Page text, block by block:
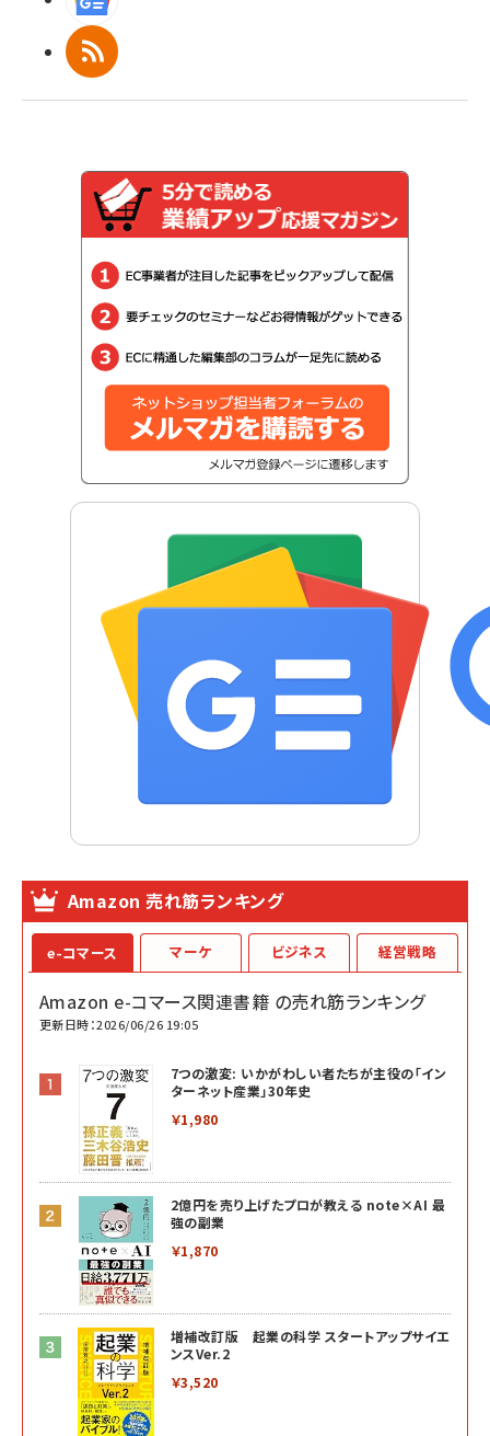
RSS
Amazon 売れ筋ランキング
e-コマース
Amazon e-コマース関連書籍 の売れ筋ランキング
更新日時：2026/06/26 19:05
7つの激変: いかがわしい者たちが主役の「イン
ターネット産業」30年史
￥1,980
2億円を売り上げたプロが教える note×AI 最
強の副業
￥1,870
増補改訂版 起業の科学 スタートアップサイエ
ンスVer.2
￥3,520
マーケ ビジネス 経営戦略